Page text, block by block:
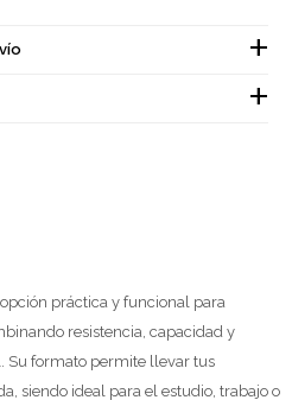
práctica y funcional para
resistencia, capacidad y
Su formato permite llevar tus
siendo ideal para el estudio, trabajo o